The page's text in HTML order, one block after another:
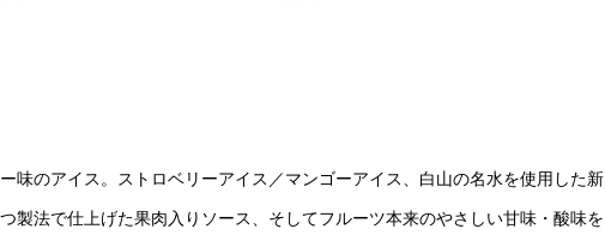
味のアイス。ストロベリーアイス／マンゴーアイス、白山の名水を使用した新
製法で仕上げた果肉入りソース、そしてフルーツ本来のやさしい甘味・酸味を